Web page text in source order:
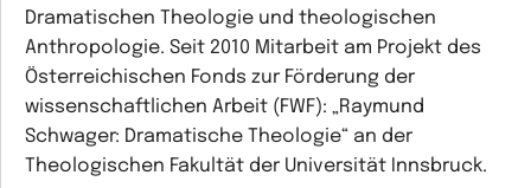
Dramatischen Theologie und theologischen
Anthropologie. Seit 2010 Mitarbeit am Projekt des
Österreichischen Fonds zur Förderung der
wissenschaftlichen Arbeit (FWF): „Raymund
Schwager: Dramatische Theologie“ an der
Theologischen Fakultät der Universität Innsbruck.